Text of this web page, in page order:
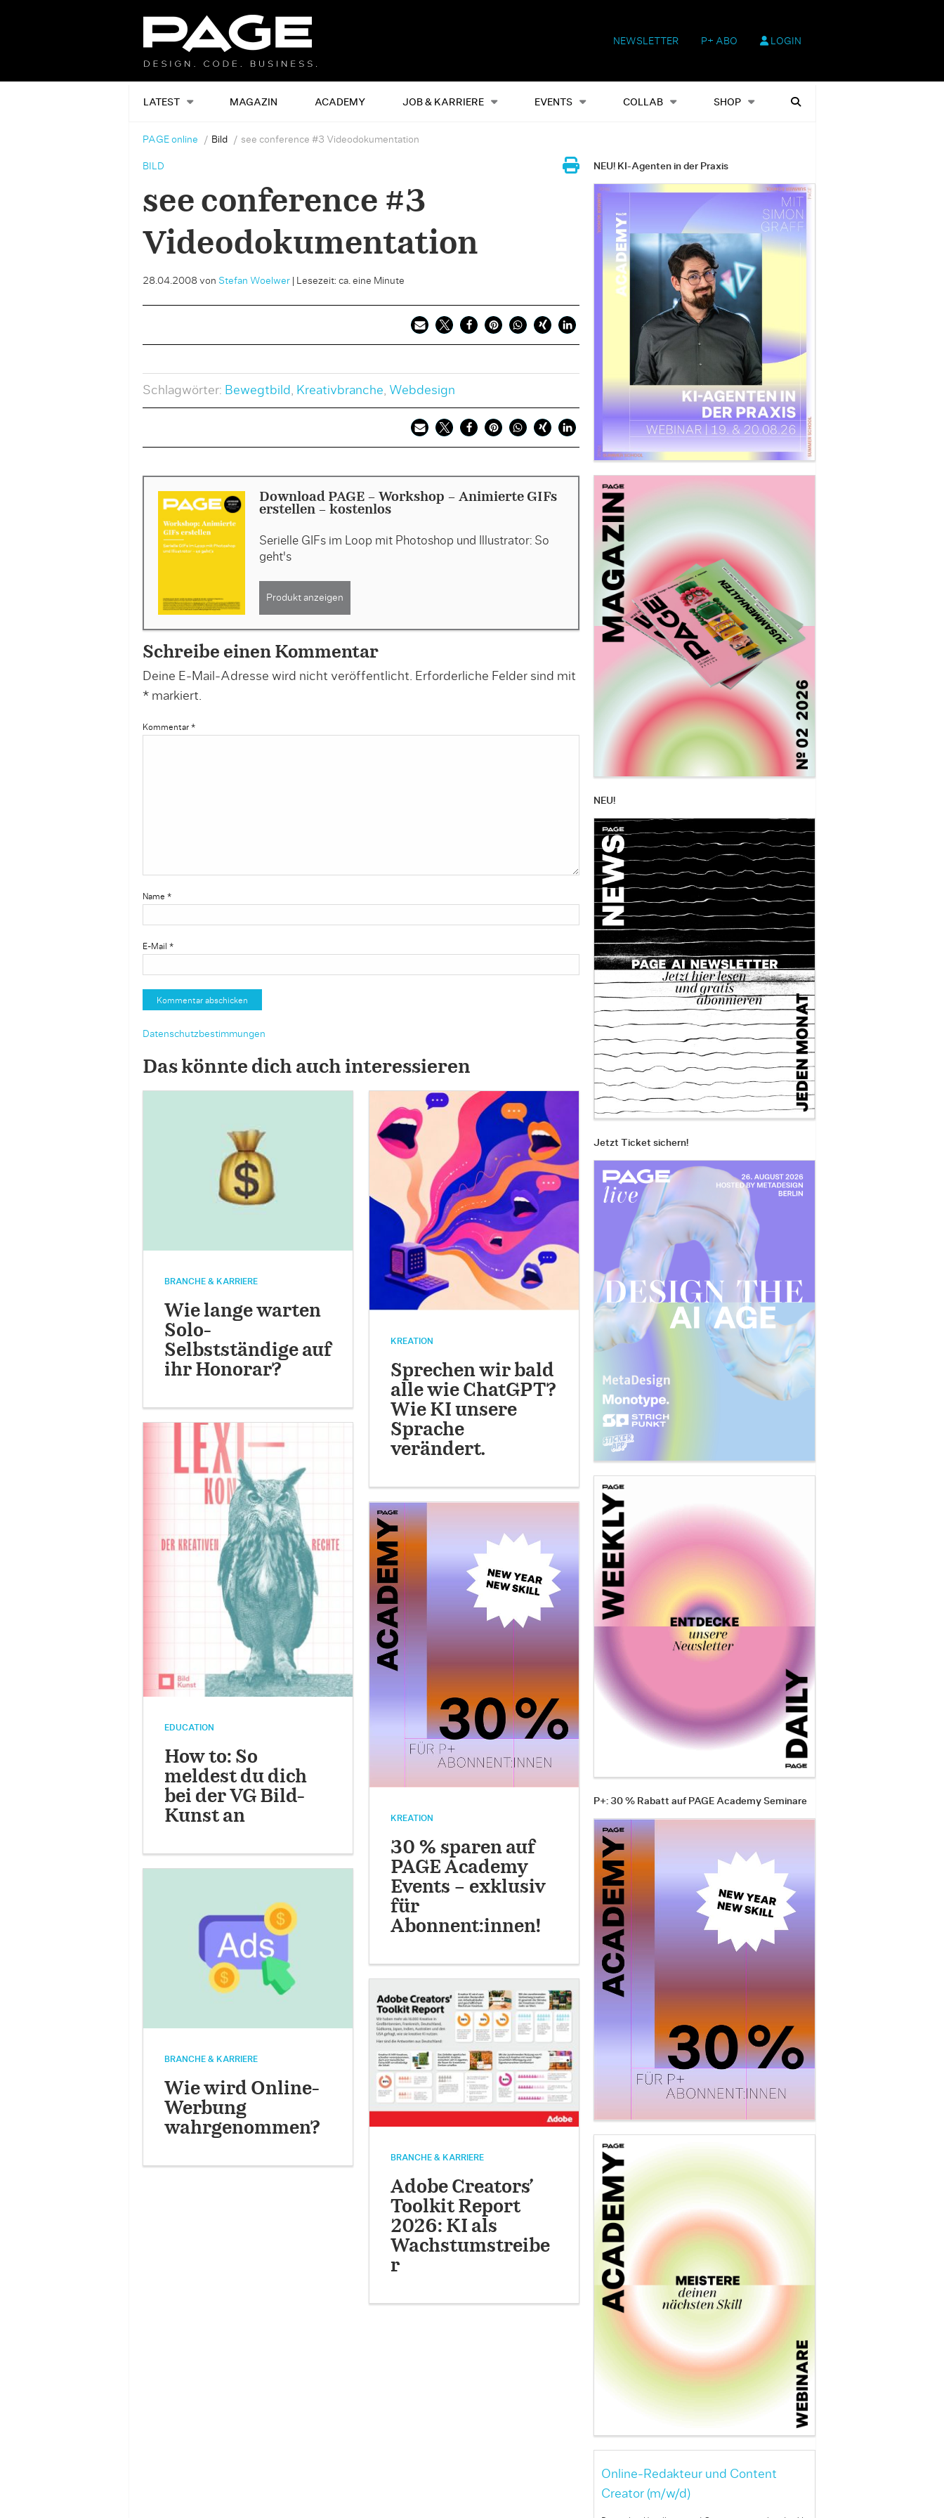
NEWSLETTER P+ ABO LOGIN
LATEST MAGAZIN ACADEMY JOB & KARRIERE EVENTS COLLAB SHOP
Alles Events Shop Heftausgaben Suchen
PAGE online Bild see conference #3 Videodokumentation
BILD
see conference #3
Videodokumentation
28.04.2008 von Stefan Woelwer| Lesezeit: ca. eine Minute
Schlagwörter: Bewegtbild, Kreativbranche, Webdesign
Download PAGE - Workshop - Animierte GIFs
erstellen - kostenlos
Serielle GIFs im Loop mit Photoshop und Illustrator: So
geht's
Produkt anzeigen
Schreibe einen Kommentar
Deine E-Mail-Adresse wird nicht veröffentlicht. Erforderliche Felder sind mit
*markiert.
Kommentar *
Name *
E-Mail *
Datenschutzbestimmungen
Das könnte dich auch interessieren
BRANCHE & KARRIERE
Wie lange warten
Solo-
Selbstständige auf
ihr Honorar?
KREATION
Sprechen wir bald
alle wie ChatGPT?
Wie KI unsere
Sprache
verändert.
EDUCATION
How to: So
meldest du dich
bei der VG Bild-
Kunst an
KREATION
30 % sparen auf
PAGE Academy
Events – exklusiv
für
Abonnent:innen!
BRANCHE & KARRIERE
Wie wird Online-
Werbung
wahrgenommen?
BRANCHE & KARRIERE
Adobe Creators’
Toolkit Report
2026: KI als
Wachstumstreibe
r
NEU! KI-Agenten in der Praxis
NEU!
Jetzt Ticket sichern!
P+: 30 % Rabatt auf PAGE Academy Seminare
Online-Redakteur und Content
Creator (m/w/d)